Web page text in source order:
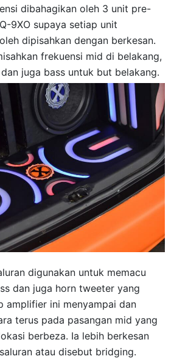
dibahagikan oleh 3 unit pre-
9XO supaya setiap unit
dipisahkan dengan berkesan.
frekuensi mid di belakang,
juga bass untuk but belakang.
digunakan untuk memacu
dan juga horn tweeter yang
amplifier ini menyampai dan
terus pada pasangan mid yang
berbeza. Ia lebih berkesan
atau disebut bridging.